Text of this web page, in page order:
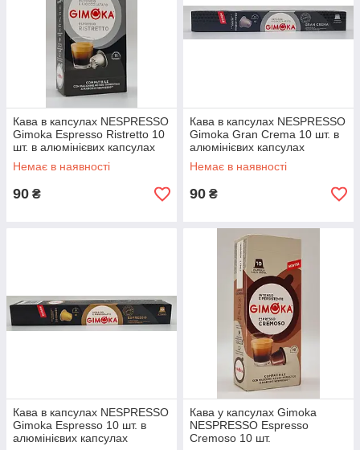
Кава в капсулах NESPRESSO
Gimoka Espresso Ristretto 10
шт. в алюмінієвих капсулах
Немає в наявності
90 ₴
Кава в капсулах NESPRESSO
Gimoka Gran Crema 10 шт. в
алюмінієвих капсулах
Немає в наявності
90 ₴
Кава в капсулах NESPRESSO
Gimoka Espresso 10 шт. в
алюмінієвих капсулах
Кава у капсулах Gimoka
NESPRESSO Espresso
Cremoso 10 шт.